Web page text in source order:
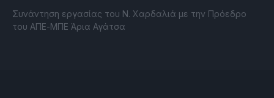
Συνάντηση εργασίας του Ν. Χαρδαλιά με την Πρόεδρο
του ΑΠΕ-ΜΠΕ Άρια Αγάτσα